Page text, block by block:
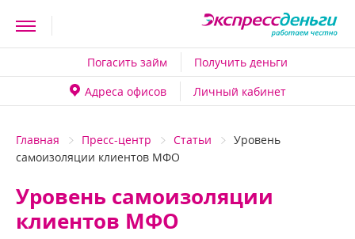
Погасить займ
Получить деньги
Адреса офисо
Личный кабинет
Главная Пресс-центр Статьи
Уровень
самоизоляции клиентов МФО
Уровень самоизоляции
клиентов МФО